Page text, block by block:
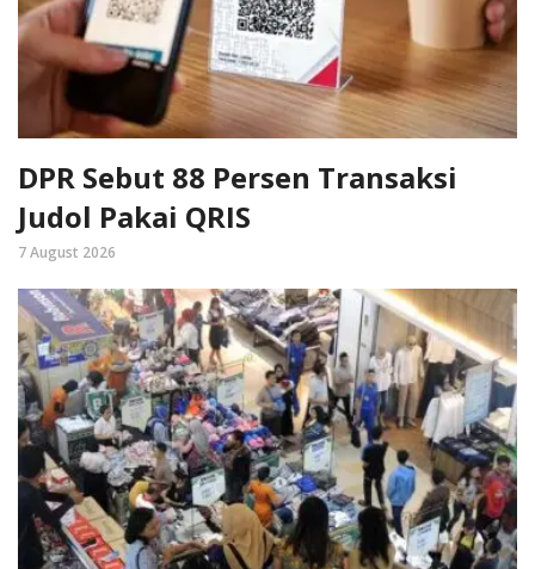
DPR Sebut 88 Persen Transaksi
Judol Pakai QRIS
7 August 2026